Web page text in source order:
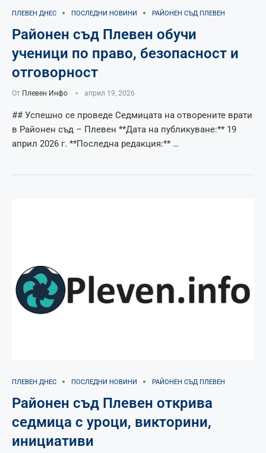
ПЛЕВЕН ДНЕС ПОСЛЕДНИ НОВИНИ РАЙОНЕН СЪД ПЛЕВЕН
Районен съд Плевен обучи
ученици по право, безопасност и
отговорност
От Плевен Инфо април 19, 2026
## Успешно се проведе Седмицата на отворените врати
в Районен съд – Плевен **Дата на публикуване:** 19
април 2026 г. **Последна редакция:** …
ПЛЕВЕН ДНЕС ПОСЛЕДНИ НОВИНИ РАЙОНЕН СЪД ПЛЕВЕН
Районен съд Плевен открива
седмица с уроци, викторини,
инициативи